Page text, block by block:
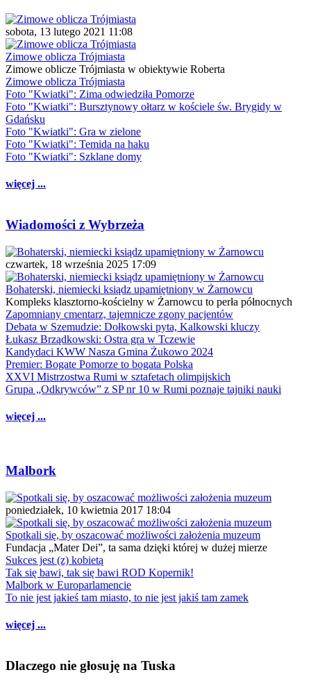
sobota, 13 lutego 2021 11:08
Zimowe oblicza Trójmiasta
Zimowe oblicze Trójmiasta w obiektywie Roberta
Zimowe oblicza Trójmiasta
Foto "Kwiatki": Zima odwiedziła Pomorze
Foto "Kwiatki": Bursztynowy ołtarz w kościele św. Brygidy w
Gdańsku
Foto "Kwiatki": Gra w zielone
Foto "Kwiatki": Temida na haku
Foto "Kwiatki": Szklane domy
więcej ...
Wiadomości z Wybrzeża
czwartek, 18 września 2025 17:09
Bohaterski, niemiecki ksiądz upamiętniony w Żarnowcu
Kompleks klasztorno-kościelny w Żarnowcu to perła północnych
Zapomniany cmentarz, tajemnicze zgony pacjentów
Debata w Szemudzie: Dołkowski pyta, Kalkowski kluczy
Łukasz Brządkowski: Ostra gra w Tczewie
Kandydaci KWW Nasza Gmina Żukowo 2024
Premier: Bogate Pomorze to bogata Polska
XXVI Mistrzostwa Rumi w sztafetach olimpijskich
Grupa „Odkrywców” z SP nr 10 w Rumi poznaje tajniki nauki
więcej ...
Malbork
poniedziałek, 10 kwietnia 2017 18:04
Spotkali się, by oszacować możliwości założenia muzeum
Fundacja „Mater Dei”, ta sama dzięki której w dużej mierze
Sukces jest (z) kobietą
Tak się bawi, tak się bawi ROD Kopernik!
Malbork w Europarlamencie
To nie jest jakieś tam miasto, to nie jest jakiś tam zamek
więcej ...
Dlaczego nie głosuję na Tuska